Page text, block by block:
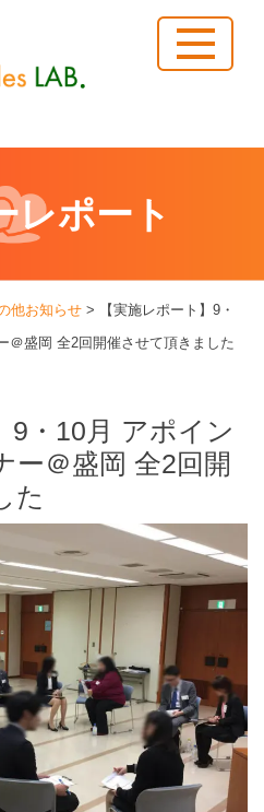
レポート
他お知らせ >
【実施レポート】9・
＠盛岡 全2回開催させて頂きました
9・10月 アポイン
ー＠盛岡 全2回開
た